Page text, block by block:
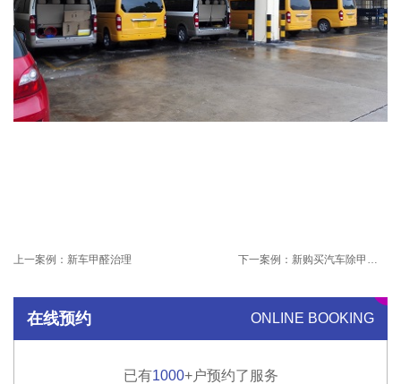
上一案例： 新车甲醛治理 下一案例： 新购买汽车除甲醛除味
ONLINE BOOKING
在线预约
已有1000+户预约了服务